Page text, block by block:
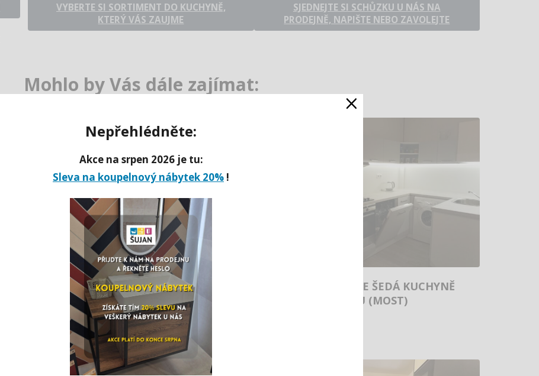
VYBERTE SI SORTIMENT DO KUCHYNĚ,
KTERÝ VÁS ZAUJME
SJEDNEJTE SI SCHŮZKU U NÁS NA
PRODEJNĚ, NAPIŠTE NEBO ZAVOLEJTE
Mohlo by Vás dále zajímat:
REKONSTRUKCE KRÁSNÉ ŠEDÉ
KOUPELNY SE STAVEM PŘED
A PO VČETNĚ GRAFICKÉHO
NÁVRHU (LOUNY)
LEVNÁ SVĚTLE ŠEDÁ KUCHYNĚ
DO U (MOST)
Nepřehlédněte:
Akce na srpen 2026 je tu:
Sleva na koupelnový nábytek 20% !
×